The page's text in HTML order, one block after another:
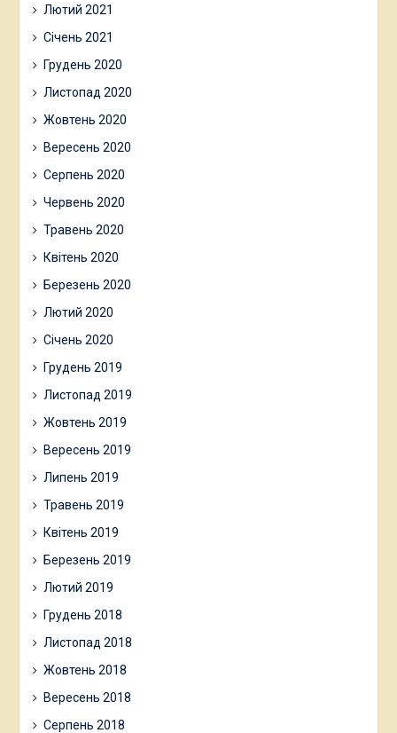
Лютий 2021
Січень 2021
Грудень 2020
Листопад 2020
Жовтень 2020
Вересень 2020
Серпень 2020
Червень 2020
Травень 2020
Квітень 2020
Березень 2020
Лютий 2020
Січень 2020
Грудень 2019
Листопад 2019
Жовтень 2019
Вересень 2019
Липень 2019
Травень 2019
Квітень 2019
Березень 2019
Лютий 2019
Грудень 2018
Листопад 2018
Жовтень 2018
Вересень 2018
Серпень 2018